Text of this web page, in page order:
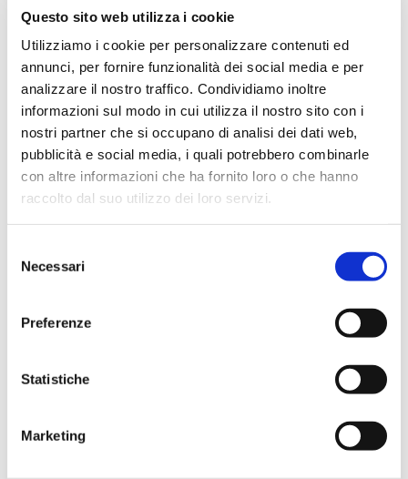
Questo sito web utilizza i cookie
Utilizziamo i cookie per personalizzare contenuti ed
annunci, per fornire funzionalità dei social media e per
analizzare il nostro traffico. Condividiamo inoltre
informazioni sul modo in cui utilizza il nostro sito con i
nostri partner che si occupano di analisi dei dati web,
pubblicità e social media, i quali potrebbero combinarle
con altre informazioni che ha fornito loro o che hanno
raccolto dal suo utilizzo dei loro servizi.
delNecessari
Preferenze
Statistiche
Marketing